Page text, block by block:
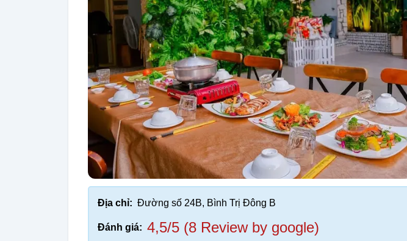
Địa chỉ: Đường số 24B, Bình Trị Đông B
Đánh giá: 4,5/5 (8 Review by google)